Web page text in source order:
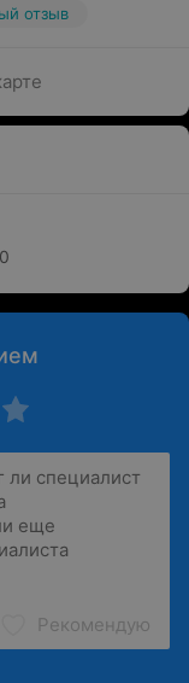
отзыв
Рекомендую